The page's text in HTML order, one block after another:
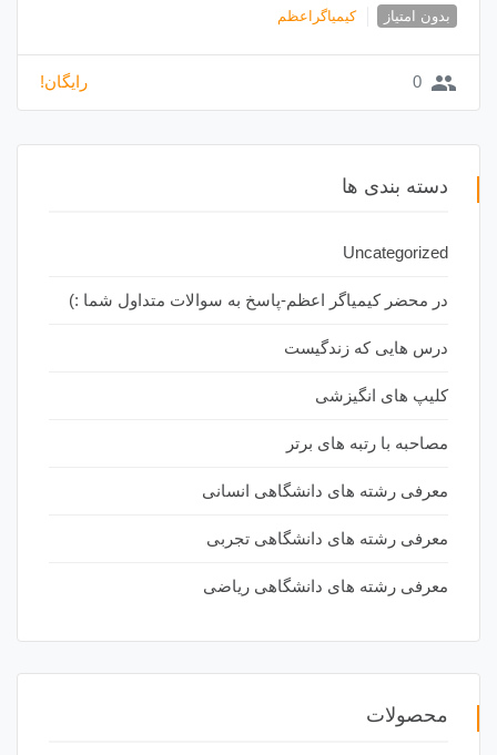
بدون امتیاز کیمیاگراعظم
group
0 رایگان!
دسته بندی ها
Uncategorized
در محضر کیمیاگر اعظم-پاسخ به سوالات متداول شما :)
درس هایی که زندگیست
کلیپ های انگیزشی
مصاحبه با رتبه های برتر
معرفی رشته های دانشگاهی انسانی
معرفی رشته های دانشگاهی تجربی
معرفی رشته های دانشگاهی ریاضی
محصولات